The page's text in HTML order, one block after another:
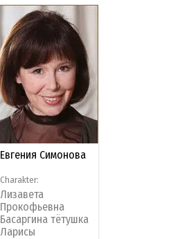
Евгения Симонова
Charakter:
Лизавета
Прокофьевна
Басаргина тётушка
Ларисы